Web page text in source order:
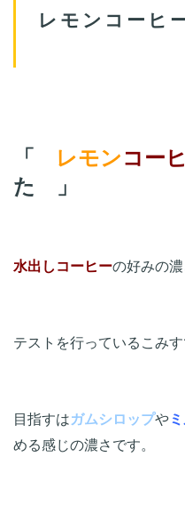
レモンコーヒ
「 レモンコー
た　」
水出し コーヒーの好みの
テストを行っているこみす
目指すはガムシロップや
める感じの濃さです。